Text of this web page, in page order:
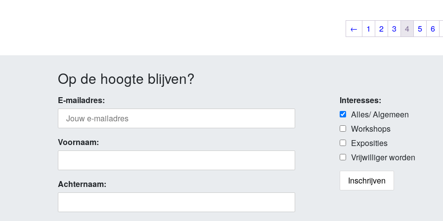
← 1 2 3 4 5 6
Op de hoogte blijven?
E-mailadres:
Voornaam:
Achternaam:
Interesses:
Alles/ Algemeen
Workshops
Exposities
Vrijwilliger worden